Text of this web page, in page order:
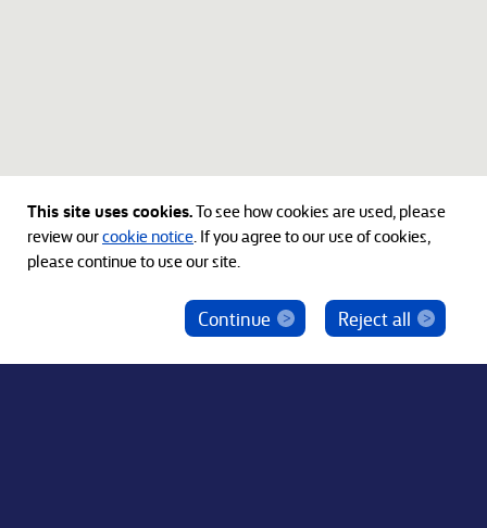
ベインキャピタル社員を騙った投資勧誘にご注意
This site uses cookies.To see how cookies are used, please
review ourcookie notice. If you agree to our use of cookies,
please continue to use our site.
Reject all
Continue